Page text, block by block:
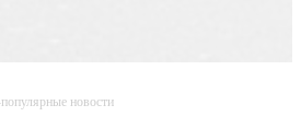
новости